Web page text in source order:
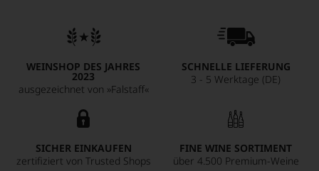
WEINSHOP DES JAHRES
2023
ausgezeichnet von »Falstaff«
SCHNELLE LIEFERUNG
3 - 5 Werktage (DE)
SICHER EINKAUFEN
zertifiziert von Trusted Shops
FINE WINE SORTIMENT
über 4.500 Premium-Weine